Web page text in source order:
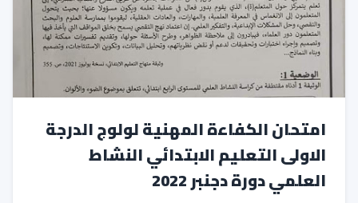
امتحان الكفاءة المهنية لولوج الدرجة
الاولى التعليم الابتدائي النشاط
العلمي دورة دجنبر 2022